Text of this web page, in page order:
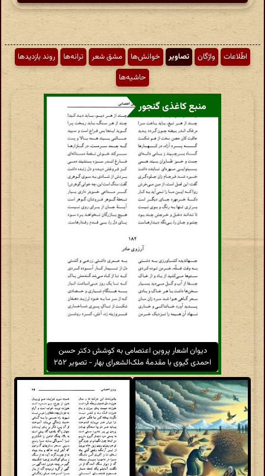
اطّلاعات واژگان تصاویر خوانش‌ها مشق شعر ترانه‌ها
روند بازدیدها
حاشیه‌ها
منبع کاغذی گنجور
دیوان اشعار پروین اعتصامی به کوشش دکتر حسن
احمدی گیوی با مقدمهٔ ملک‌الشعرای بهار - تصویر ۲۵۲